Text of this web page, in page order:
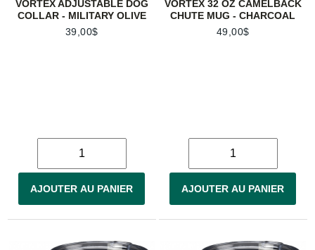
VORTEX ADJUSTABLE DOG
COLLAR - MILITARY OLIVE
39,00$
AJOUTER AU PANIER
VORTEX 32 OZ CAMELBACK
CHUTE MUG - CHARCOAL
49,00$
AJOUTER AU PANIER